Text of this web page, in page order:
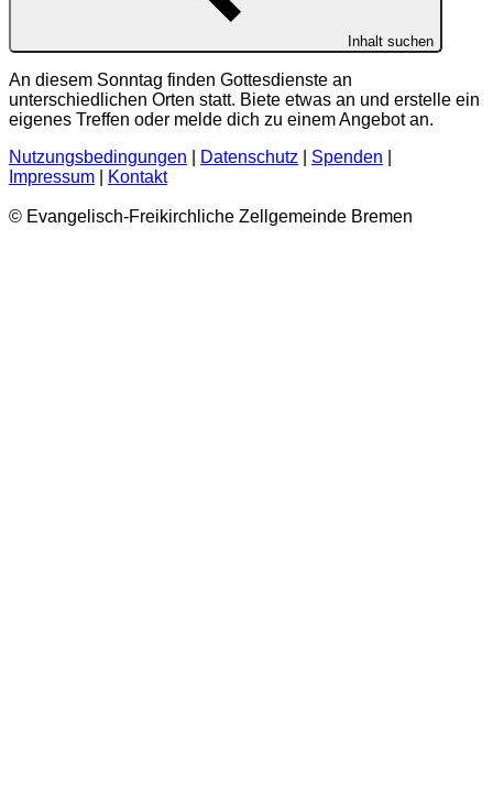
Inhalt suchen
An diesem Sonntag finden Gottesdienste an
unterschiedlichen Orten statt. Biete etwas an und erstelle ein
eigenes Treffen oder melde dich zu einem Angebot an.
Nutzungsbedingungen
Datenschutz Spenden
Impressum
Kontakt
© Evangelisch-Freikirchliche Zellgemeinde Bremen